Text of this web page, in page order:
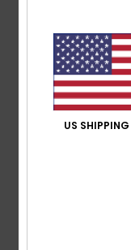
baseado em1
100%
US